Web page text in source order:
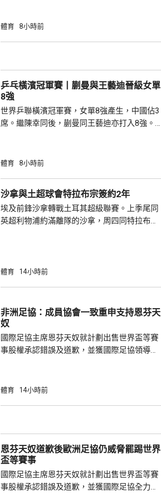
球手，全軍覆沒。 法國的艾歷斯勒布倫，先失
晙誠。至於張禹珍就會硬撼頭號種子松島輝
空。
體育 8小時前
乒乓橫濱冠軍賽丨蒯曼與王藝迪晉級女單
8強
世界乒聯橫濱冠軍賽，女單8強產生，中國佔3
席。繼陳幸同後，蒯曼同王藝迪亦打入8強。
11:6，將與日本的早日希娜爭入4強。早日希
「刁時」輸14:16，但之後表現漸入佳境，連
贏11:8、11:5及11:8反勝，8強會遇...
體育 8小時前
沙拿與土超球會特拉布宗簽約2年
埃及前鋒沙拿轉戰土耳其超級聯賽。上季尾同
英超利物浦約滿離隊的沙拿，周四同特拉布宗
加盟是希望為特拉布宗奪取錦標及榮譽。 特拉
另加每個球季的附加獎金。
體育 14小時前
非洲足協：成員協會一致重申支持恩芬天
奴
國際足協主席恩芬天奴就計劃出售世界盃等賽
事股權承認錯誤及道歉，並獲國際足協領導層
非洲足球的支持。主席莫特塞佩表示，歡迎國
申，對恩芬天奴擔任國際足協主席已失去信
心，只要他繼續留任，將抵制未來的世界盃...
體育 14小時前
恩芬天奴道歉後歐洲足協仍威脅罷踢世界
盃等賽事
國際足協主席恩芬天奴就計劃出售世界盃等賽
事股權承認錯誤及道歉，並獲國際足協全力支